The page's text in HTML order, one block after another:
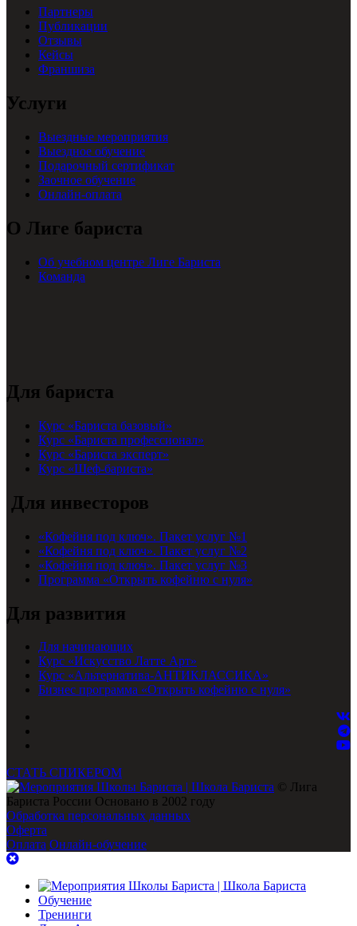
Партнеры
Публикации
Отзывы
Кейсы
Франшиза
Услуги
Выездные мероприятия
Выездное обучение
Подарочный сертификат
Заочное обучение
Онлайн-оплата
О Лиге бариста
Об учебном центре Лиге Бариста
Команда
Для бариста
Курс «Бариста базовый»
Курс «Бариста профессионал»
Курс «Бариста эксперт»
Курс «Шеф-бариста»
Для инвесторов
«Кофейня под ключ». Пакет услуг №1
«Кофейня под ключ». Пакет услуг №2
«Кофейня под ключ». Пакет услуг №3
Программа «Открыть кофейню с нуля»
Для развития
Для начинающих
Курс «Искусство Латте Арт»
Курс «Альтернатива-АНТИКЛАССИКА»
Бизнес программа «Открыть кофейню с нуля»
СТАТЬ СПИКЕРОМ
© Лига
Бариста России Основано в 2002 году
Обработка персональных данных
Оферта
Оплата Онлайн-обучение
Обучение
Тренинги